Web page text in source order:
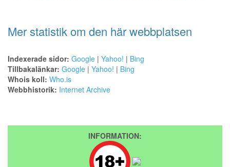
Mer statistik om den här webbplatsen
Indexerade sidor: Google | Yahoo! | Bing
Tillbakalänkar: Google | Yahoo! | Bing
Whois koll: Who.is
Webbhistorik: Internet Archive
INFORMATION: